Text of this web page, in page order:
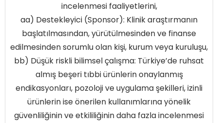
incelenmesi faaliyetlerini,
aa) Destekleyici (Sponsor): Klinik araştırmanın
başlatılmasından, yürütülmesinden ve finanse
edilmesinden sorumlu olan kişi, kurum veya kuruluşu,
bb) Düşük riskli bilimsel çalışma: Türkiye’de ruhsat
almış beşeri tıbbi ürünlerin onaylanmış
endikasyonları, pozoloji ve uygulama şekilleri, izinli
ürünlerin ise önerilen kullanımlarına yönelik
güvenliliğinin ve etkililiğinin daha fazla incelenmesi